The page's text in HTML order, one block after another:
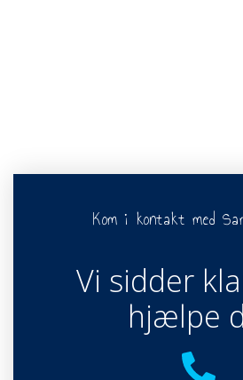
Kom i kontakt med
Vi sidder
hjælpe